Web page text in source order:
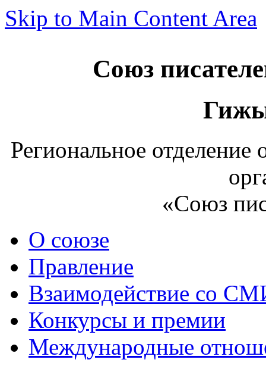
Skip to Main Content Area
Союз
Региональное
«Союз
О союзе
Правление
Взаимодействие со
Конкурсы и премии
Международные